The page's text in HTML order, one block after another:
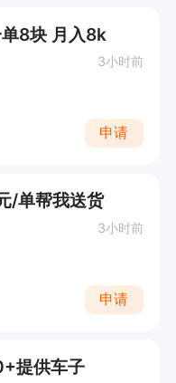
8块 月入8k
3小时前
申请
/单帮我送货
3小时前
申请
提供车子